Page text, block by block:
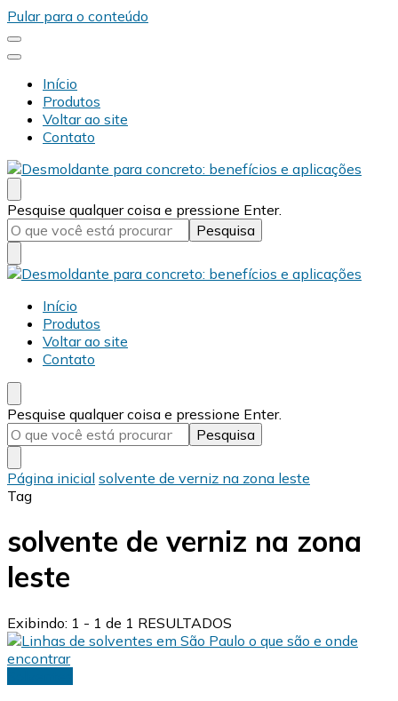
Pular para o conteúdo
Início
Produtos
Voltar ao site
Contato
Desmold
Blog Desmold
Procurando
algo?
Pesquise qualquer coisa e pressione Enter.
Desmold
Blog Desmold
Início
Produtos
Voltar ao site
Contato
Procurando
algo?
Pesquise qualquer coisa e pressione Enter.
Página inicial solvente de verniz na zona leste
Tag
solvente de verniz na zona
leste
Exibindo: 1 - 1 de 1 RESULTADOS